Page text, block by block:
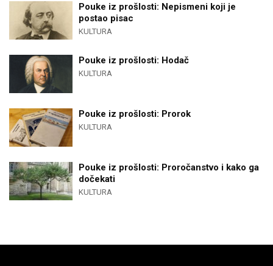
Pouke iz prošlosti: Nepismeni koji je
postao pisac
KULTURA
Pouke iz prošlosti: Hodač
KULTURA
Pouke iz prošlosti: Prorok
KULTURA
Pouke iz prošlosti: Proročanstvo i kako ga
dočekati
KULTURA